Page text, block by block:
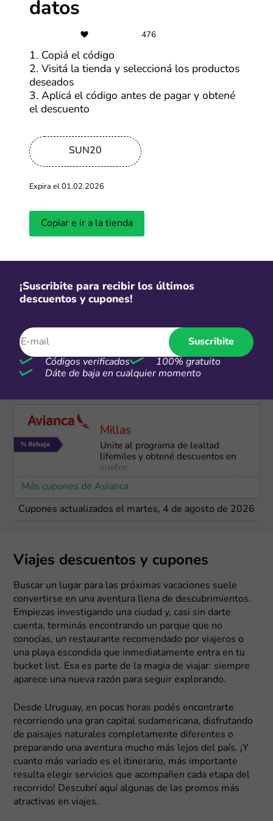
-35%
Cocha
Más cupones de Cocha
CSI
De 3 a 12 cuotas sin interés con
seleccionados
Más cupones de Cocha
-26%
Más cupones de eTravelSIM
CSI
3 CSI con todos los bancos
Millas
Unite al programa de lealtad
lifemiles y obtené descuentos en
vuelos
Más cupones de Avianca
Cupones actualizados el martes, 4 de agosto de 2026
datos
476
1. Copiá el código
2. Visitá la tienda y seleccioná los productos
deseados
3. Aplicá el código antes de pagar y obtené
el descuento
SUN20
Expira el 01.02.2026
Copiar e ir a la tienda
¡Suscribite para recibir los últimos
descuentos y cupones!
Suscribite
Códigos verificados
100% gratuito
Dáte de baja en cualquier momento
Viajes descuentos y cupones
Buscar un lugar para las próximas vacaciones suele
convertirse en una aventura llena de descubrimientos.
Empiezas investigando una ciudad y, casi sin darte
cuenta, terminás encontrando un parque que no
conocías, un restaurante recomendado por viajeros o
una playa escondida que inmediatamente entra en tu
bucket list. Esa es parte de la magia de viajar: siempre
aparece una nueva razón para seguir explorando.
Desde Uruguay, en pocas horas podés encontrarte
recorriendo una gran capital sudamericana, disfrutando
de paisajes naturales completamente diferentes o
preparando una aventura mucho más lejos del país. ¡Y
cuanto más variado es el itinerario, más importante
resulta elegir servicios que acompañen cada etapa del
recorrido! Descubrí aquí algunas de las promos más
atractivas en viajes.